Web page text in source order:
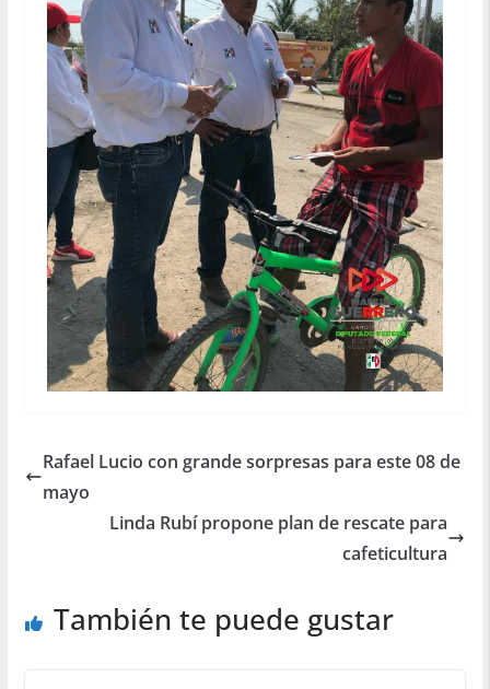
Rafael Lucio con grande sorpresas para este 08 de
mayo
Linda Rubí propone plan de rescate para
cafeticultura
También te puede gustar